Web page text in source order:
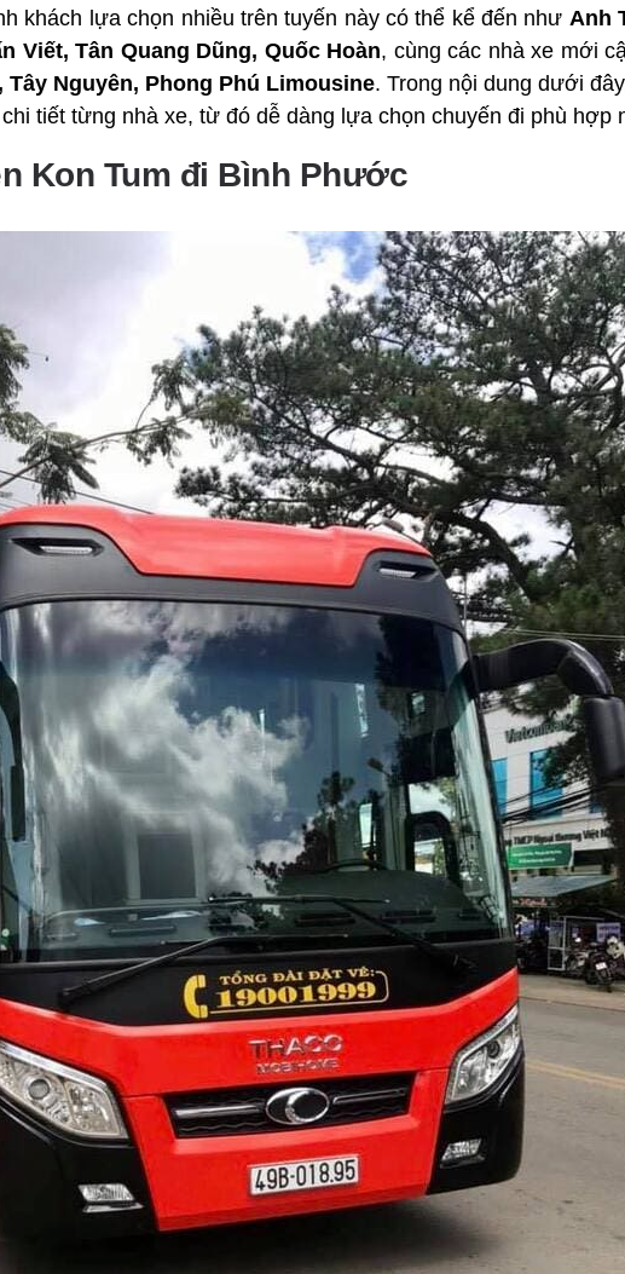
khách lựa chọn nhiều trên tuyến này có thể kể đến như Anh
Viết, Tân Quang Dũng, Quốc Hoàn, cùng các nhà xe mới
Nguyên, Phong Phú Limousine. Trong nội dung dưới
tiết từng nhà xe, từ đó dễ dàng lựa chọn chuyến đi phù hợp
Kon Tum đi Bình Phước